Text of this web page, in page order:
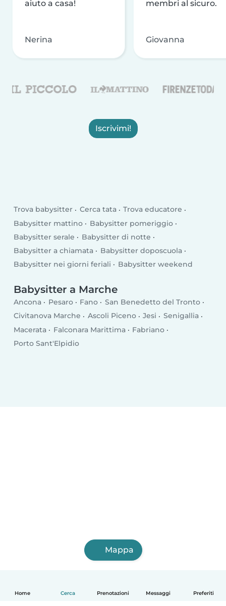
Home Cerca Prenotazioni Messaggi Preferiti
aiuto a casa!
Nerina
membri al sicuro.
Giovanna
Iscrivimi!
Trova babysitter Cerca tata
Trova educatore
Babysitter mattino
Babysitter pomeriggio
Babysitter serale
Babysitter di notte
Babysitter a chiamata
Babysitter doposcuola
Babysitter nei giorni feriali
Babysitter weekend
Babysitter a Marche
Ancona Pesaro Fano
San Benedetto del Tronto
Civitanova Marche
Ascoli Piceno Jesi
Senigallia
Macerata
Falconara Marittima
Fabriano
Porto Sant'Elpidio
Mappa